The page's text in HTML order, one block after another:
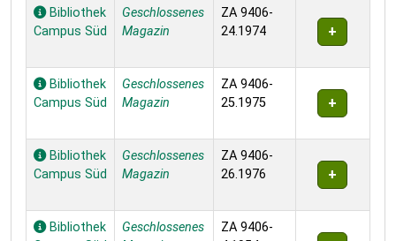
Bibliothek
Campus Süd
Geschlossenes
Magazin
ZA 9406-
24.1974
Bibliothek
Campus Süd
Geschlossenes
Magazin
ZA 9406-
25.1975
Bibliothek
Campus Süd
Geschlossenes
Magazin
ZA 9406-
26.1976
Bibliothek
Geschlossenes
ZA 9406-